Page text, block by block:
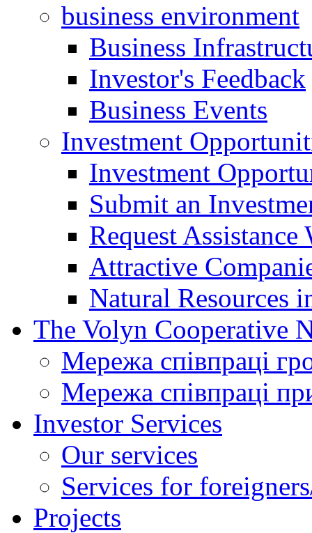
business environment
Business
Investor's Feedback
Business Events
Investment
Investment
Submit an
Request
Attractive
Natural Resources
The Volyn Cooperative
Мережа співпраці
Мережа співпраці
Investor Services
Our services
Services for
Projects